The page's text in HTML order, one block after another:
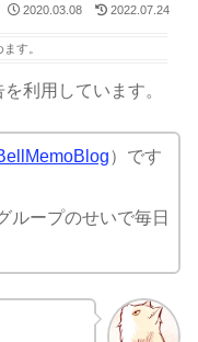
2020.03.08 2022.07.24
す。
利用しています。
）です
ループのせいで毎日